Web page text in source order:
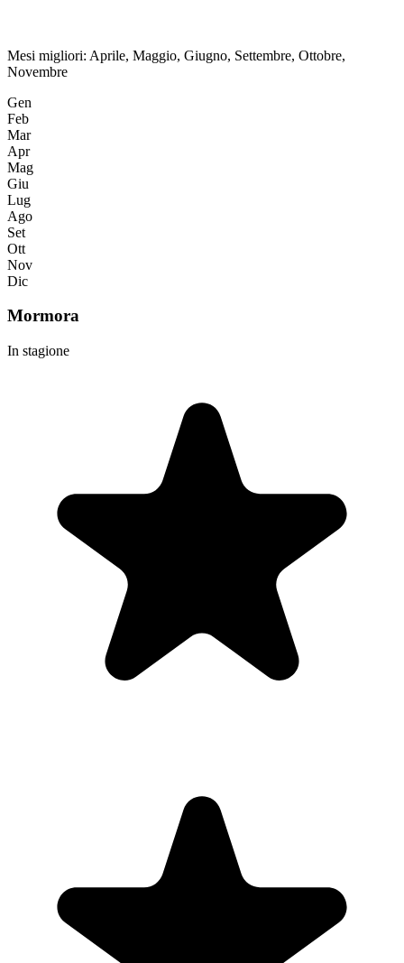
Mesi migliori: Aprile, Maggio, Giugno, Settembre, Ottobre,
Novembre
Gen
Feb
Mar
Apr
Mag
Giu
Lug
Ago
Set
Ott
Nov
Dic
Mormora
In stagione